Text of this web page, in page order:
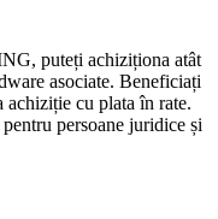
puteți achiziționa atât
asociate. Beneficiați
cu plata în rate.
persoane juridice și